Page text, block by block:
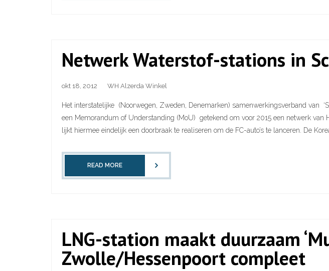
Netwerk Waterstof-stations in
okt 18, 2012 WH Alzerda Winkel
Het interstatelijke (Noorwegen, Zweden, Denemarken) samenwerkingsverband van
een Memorandum of Understanding (MoU) getekend om voor 2015 een netwerk van
lijkt hiermee eindelijk een doorbraak te realiseren om de FC-auto’s te lanceren. De
READ MORE
LNG-station maakt duurzaam
Zwolle/Hessenpoort compleet